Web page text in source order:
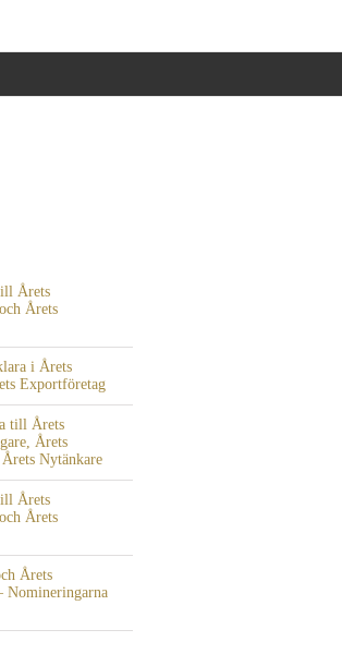
Årets
Årets
i Årets
Exportföretag
till Årets
Årets
Nytänkare
Årets
Årets
Årets
Nomineringarna